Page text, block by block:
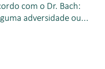
com o Dr. Bach:
adversidade ou...